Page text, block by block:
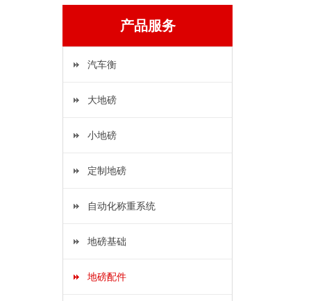
产品服务
汽车衡
大地磅
小地磅
定制地磅
自动化称重系统
地磅基础
地磅配件